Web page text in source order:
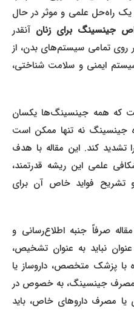
یک راه‌حل علمی و موثر در حال
برای زنانآنقدر
تمامی سیستم‌های بدن، از
ایمنی و سلامت شناختی،
که همه جینسینگ‌ها یکسان
نه تنها ممکن است
تشدید کند. این مقاله با هدف
علمی این ریشه قدرتمند،
فواید خاص آن برای
صرفاً جنبه اطلاع‌رسانی و
نباید به عنوان تشخیص،
پزشک متخصص، داروساز یا
جینسینگ، به خصوص در
مصرف داروهای خاص، باید